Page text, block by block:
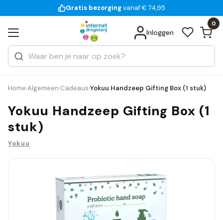
voor 18:00 uur besteld
Gratis bezorgingvanaf € 74,95
14 dagen bedenktijd
Inloggen
0
Zoeken
Categorieën
Merken
Bekijk alle resultaten
Home›Algemeen›Cadeaus›Yokuu Handzeep Gifting Box (1 stuk)
Yokuu Handzeep Gifting Box (1
stuk)
Yokuu